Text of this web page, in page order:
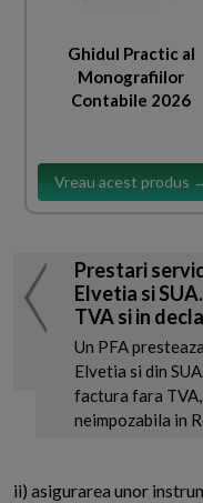
Ghidul Practic al
Monografiilor
Contabile 2026
Vreau acest produs
Prestari
Elvetia si
TVA si in
Un PFA
Elvetia si din
factura fara
neimpozabila in
ii) asigurarea unor